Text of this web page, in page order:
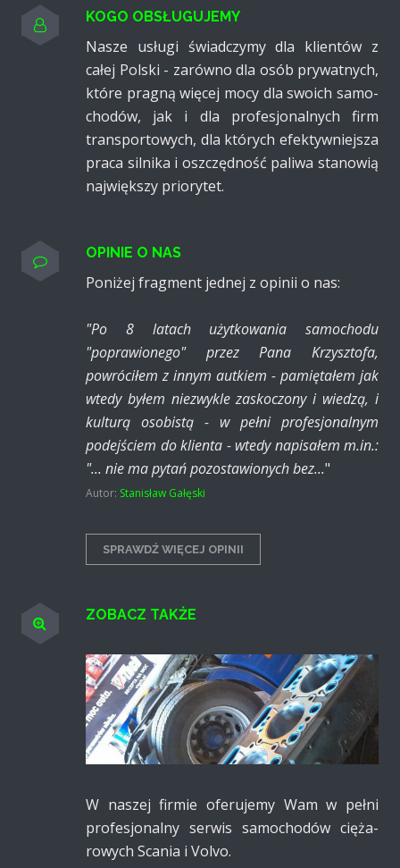
KOGO OBSŁUGUJEMY
Nasze usługi świadczymy dla klientów z
całej Polski - zarówno dla osób pry­watnych,
które pragną więcej mocy dla swoich samo­
chodów, jak i dla profesjo­nalnych firm
transpor­towych, dla których efektyw­niejsza
praca silnika i oszczę­dność paliwa stanowią
naj­większy priorytet.
OPINIE O NAS
Poniżej fragment jednej z opinii o nas:
"Po 8 latach użytkowania samochodu
"poprawionego" przez Pana Krzysztofa,
powróciłem z innym autkiem - pamiętałem jak
wtedy byłem niezwykle zaskoczony i wiedzą, i
kulturą osobistą - w pełni profesjonalnym
podejściem do klienta - wtedy napisałem m.in.:
"... nie ma pytań pozostawionych bez..."
Autor: Stanisław Gałęski
SPRAWDŹ WIĘCEJ OPINII
ZOBACZ TAKŻE
W naszej firmie oferu­jemy Wam w pełni
profes­jonalny serwis samo­chodów cięża­
rowych Scania i Volvo.